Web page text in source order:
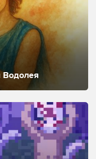
Водолея